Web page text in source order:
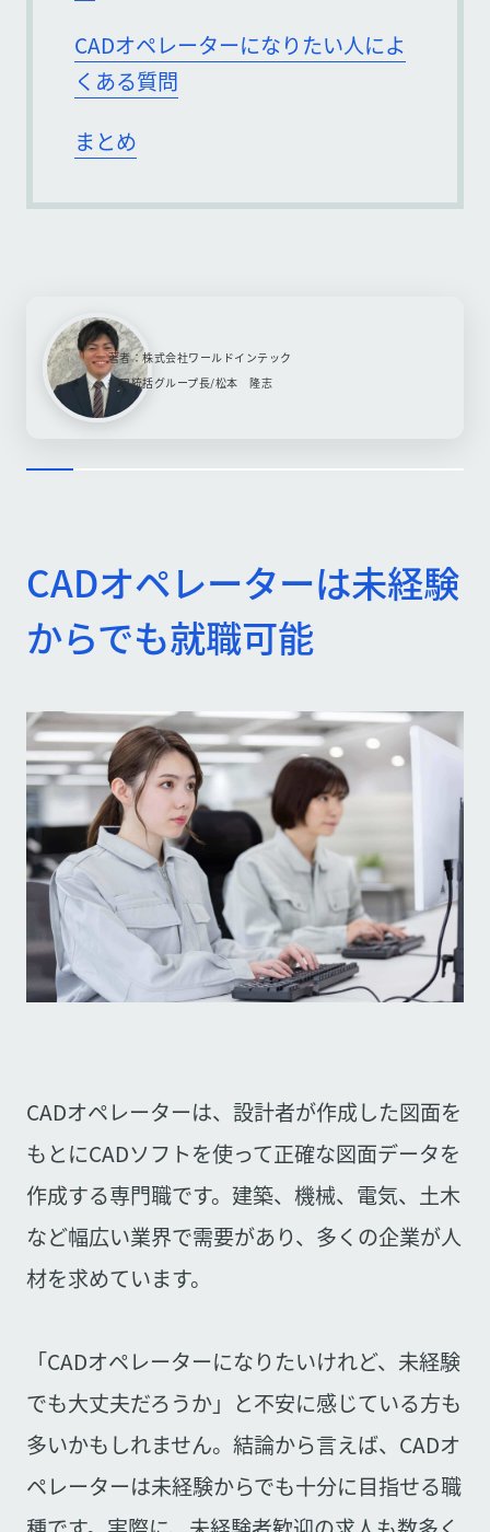
CADオペレーターになりたい人によ
くある質問
まとめ
著者：株式会社ワールドインテック
採用統括グループ長/松本 隆志
CADオペレーターは未経験
からでも就職可能
CADオペレーターは、設計者が作成した図面を
もとにCADソフトを使って正確な図面データを
作成する専門職です。建築、機械、電気、土木
など幅広い業界で需要があり、多くの企業が人
材を求めています。
「CADオペレーターになりたいけれど、未経験
でも大丈夫だろうか」と不安に感じている方も
多いかもしれません。結論から言えば、CADオ
ペレーターは未経験からでも十分に目指せる職